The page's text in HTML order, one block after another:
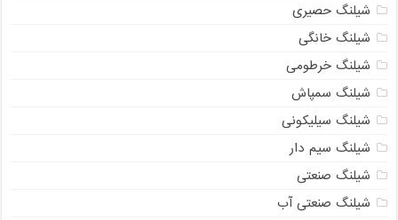
شیلنگ حصیری
شیلنگ خانگی
شیلنگ خرطومی
شیلنگ سمپاش
شیلنگ سیلیکونی
شیلنگ سیم دار
شیلنگ صنعتی
شیلنگ صنعتی آب